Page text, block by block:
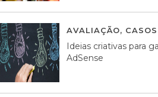
AVALIAÇÃO,
Ideias criativas para
AdSense